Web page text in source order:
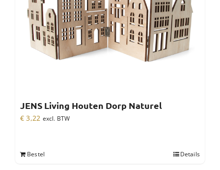
JENS Living Houten Dorp Naturel
€ 3,22 excl. BTW
Bestel Details